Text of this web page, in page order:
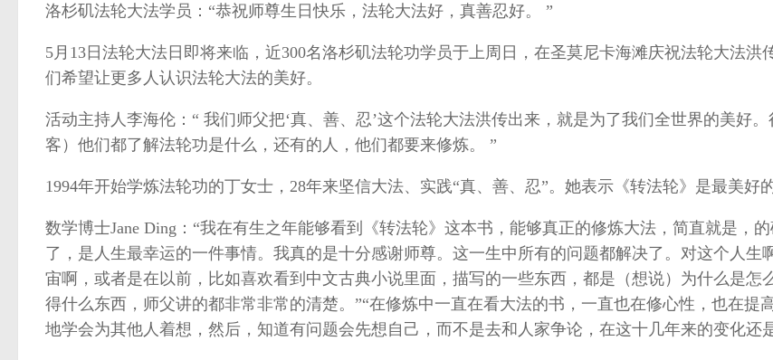
洛杉矶法轮大法学员：“恭祝师尊生日快乐，法轮大法好，真善忍好。 ”
5月13日法轮大法日即将来临，近300名洛杉矶法轮功学员于上周日，在圣莫尼卡海滩庆祝法轮大法洪
们希望让更多人认识法轮大法的美好。
活动主持人李海伦：“ 我们师父把‘真、善、忍’这个法轮大法洪传出来，就是为了我们全世界的美好
客）他们都了解法轮功是什么，还有的人，他们都要来修炼。 ”
1994年开始学炼法轮功的丁女士，28年来坚信大法、实践“真、善、忍”。她表示《转法轮》是最美好的
数学博士Jane Ding：“我在有生之年能够看到《转法轮》这本书，能够真正的修炼大法，简直就是，
了，是人生最幸运的一件事情。我真的是十分感谢师尊。这一生中所有的问题都解决了。对这个人生
宙啊，或者是在以前，比如喜欢看到中文古典小说里面，描写的一些东西，都是（想说）为什么是怎
得什么东西，师父讲的都非常非常的清楚。”“在修炼中一直在看大法的书，一直也在修心性，也在提
地学会为其他人着想，然后，知道有问题会先想自己，而不是去和人家争论，在这十几年来的变化还